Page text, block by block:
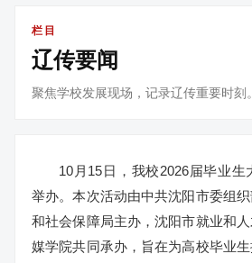
栏目
辽传要闻
聚焦学校发展现场，记录辽传重要时刻。
10月15日，我校2026届毕业
举办。本次活动由中共沈阳市委组
和社会保障局主办，沈阳市就业和
媒学院共同承办，旨在为高校毕业生